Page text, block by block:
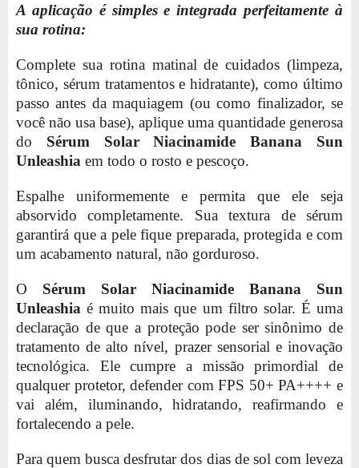
A aplicação é simples e integrada perfeitamente à
sua rotina:
Complete sua rotina matinal de cuidados (limpeza,
tônico, sérum tratamentos e hidratante), como último
passo antes da maquiagem (ou como finalizador, se
você não usa base), aplique uma quantidade generosa
do Sérum Solar Niacinamide Banana Sun
Unleashia em todo o rosto e pescoço.
Espalhe uniformemente e permita que ele seja
absorvido completamente. Sua textura de sérum
garantirá que a pele fique preparada, protegida e com
um acabamento natural, não gorduroso.
O Sérum Solar Niacinamide Banana Sun
Unleashia é muito mais que um filtro solar. É uma
declaração de que a proteção pode ser sinônimo de
tratamento de alto nível, prazer sensorial e inovação
tecnológica. Ele cumpre a missão primordial de
qualquer protetor, defender com FPS 50+ PA++++ e
vai além, iluminando, hidratando, reafirmando e
fortalecendo a pele.
Para quem busca desfrutar dos dias de sol com leveza